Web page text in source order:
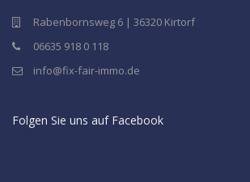
Rabenbornsweg 6 | 36320 Kirtorf
06635 918 0 118
info@fix-fair-immo.de
Folgen Sie uns auf Facebook